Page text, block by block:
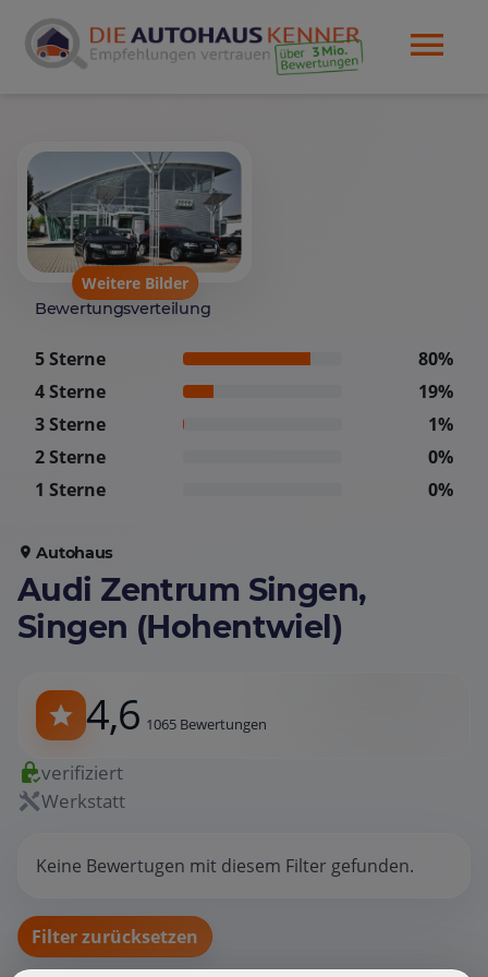
Weitere Bilder
Bewertungsverteilung
5 Sterne
80%
4 Sterne
19%
3 Sterne
1%
2 Sterne
0%
1 Sterne
0%
Autohaus
Audi Zentrum Singen,
Singen (Hohentwiel)
4,6 1065 Bewertungen
verifiziert
Werkstatt
Keine Bewertugen mit diesem Filter gefunden.
Filter zurücksetzen